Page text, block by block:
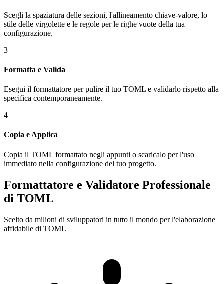
Scegli la spaziatura delle sezioni, l'allineamento chiave-valore, lo
stile delle virgolette e le regole per le righe vuote della tua
configurazione.
3
Formatta e Valida
Esegui il formattatore per pulire il tuo TOML e validarlo rispetto alla
specifica contemporaneamente.
4
Copia e Applica
Copia il TOML formattato negli appunti o scaricalo per l'uso
immediato nella configurazione del tuo progetto.
Formattatore e Validatore Professionale
di TOML
Scelto da milioni di sviluppatori in tutto il mondo per l'elaborazione
affidabile di TOML